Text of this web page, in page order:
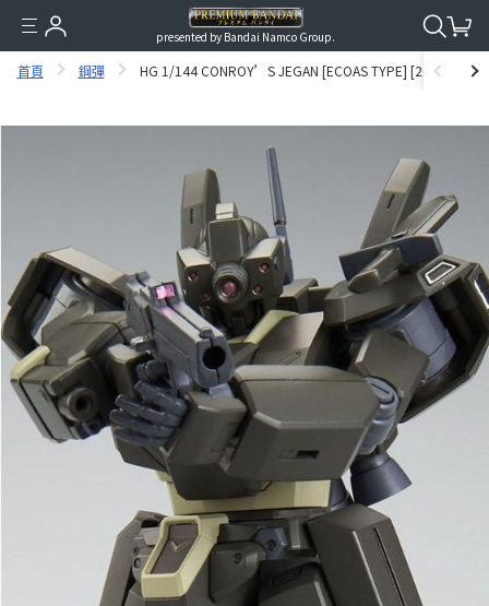
presented by Bandai Namco Group.
首頁 鋼彈 HG 1/144 CONROY’S JEGAN [ECOAS TYPE] [2019年10